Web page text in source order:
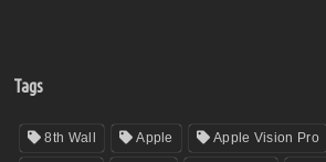
Tags
8th Wall Apple Apple Vision Pro